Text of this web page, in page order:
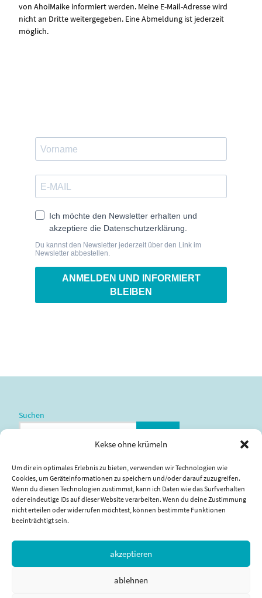
Kekse ohne krümeln
Um dir ein optimales Erlebnis zu bieten, verwenden wir Technologien wie
Cookies, um Geräteinformationen zu speichern und/oder darauf zuzugreifen.
Wenn du diesen Technologien zustimmst, kann ich Daten wie das Surfverhalten
oder eindeutige IDs auf dieser Website verarbeiten. Wenn du deine Zustimmung
nicht erteilen oder widerrufen möchtest, können bestimmte Funktionen
beeinträchtigt sein.
akzeptieren
ablehnen
von AhoiMaike informiert werden. Meine E-Mail-Adresse wird
nicht an Dritte weitergegeben. Eine Abmeldung ist jederzeit
möglich.
Suchen
Impressum|Datenschutzerklärung